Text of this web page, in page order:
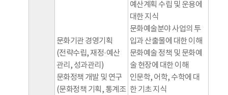
문화기관 경영기획
(전략수립, 재정·예산
관리, 성과관리)
문화정책 개발 및 연구
(문화정책 기획, 통계조
예산계획 수립 및 운용에
대한 지식
문화예술분야 사업의 투
입과 산출물에 대한 이해
문화예술 정책 및 문화예
술 현장에 대한 이해
인문학, 어학, 수학에 대
한 기초 지식